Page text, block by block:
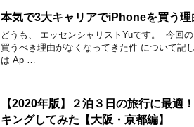
本気で3大キャリアでiPhoneを買う理
どうも、 ​​エッセンシャリストYuです。 ​​ ​​今回
買うべき理由がなくなってきた件 ​​について
は Ap …
【2020年版】２泊３日の旅行に最適
キングしてみた【大阪・京都編】